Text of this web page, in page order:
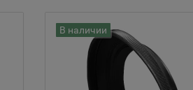
В наличии